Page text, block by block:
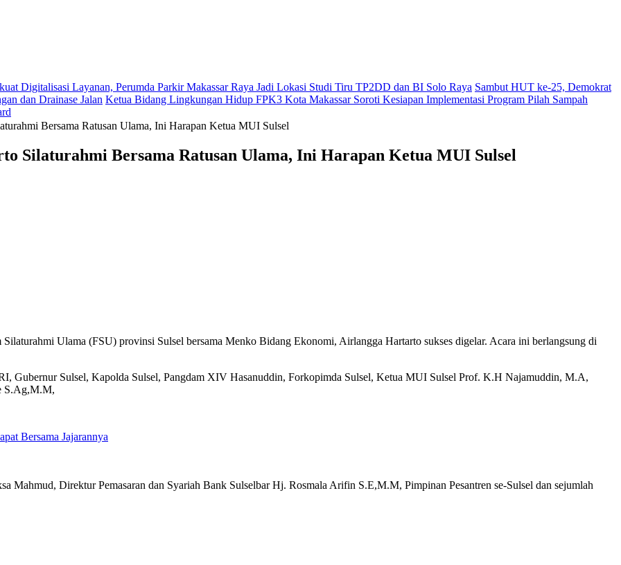
Digitalisasi Layanan, Perumda Parkir Makassar Raya Jadi Lokasi Studi Tiru TP2DD dan BI Solo Raya Sambut HUT ke-25, Demokrat
dan Drainase Jalan Ketua Bidang Lingkungan Hidup FPK3 Kota Makassar Soroti Kesiapan Implementasi Program Pilah Sampah
Bersama Ratusan Ulama, Ini Harapan Ketua MUI Sulsel
Silaturahmi Bersama Ratusan Ulama, Ini Harapan Ketua MUI Sulsel
Ulama (FSU) provinsi Sulsel bersama Menko Bidang Ekonomi, Airlangga Hartarto sukses digelar. Acara ini berlangsung di
Gubernur Sulsel, Kapolda Sulsel, Pangdam XIV Hasanuddin, Forkopimda Sulsel, Ketua MUI Sulsel Prof. K.H Najamuddin, M.A,
S.Ag,M.M,
Bersama Jajarannya
Mahmud, Direktur Pemasaran dan Syariah Bank Sulselbar Hj. Rosmala Arifin S.E,M.M, Pimpinan Pesantren se-Sulsel dan sejumlah